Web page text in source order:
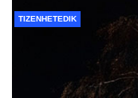
TIZENHETEDIK